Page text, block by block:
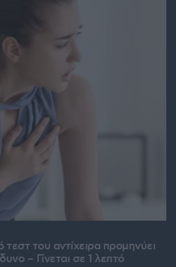
του αντίχειρα προμηνύει
– Γίνεται σε 1 λεπτό